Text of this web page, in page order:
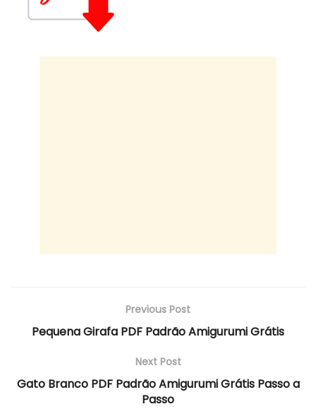
Previous Post
Pequena Girafa PDF Padrão Amigurumi Grátis
Next Post
Gato Branco PDF Padrão Amigurumi Grátis Passo a
Passo